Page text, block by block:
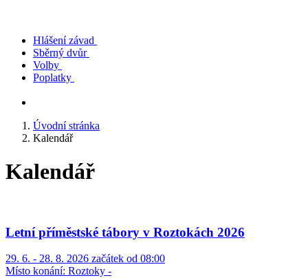
Hlášení závad
Sběrný dvůr
Volby
Poplatky
Úvodní stránka
Kalendář
Kalendář
Letní příměstské tábory v Roztokách 2026
29. 6. - 28. 8. 2026 začátek od 08:00
Místo konání: Roztoky -